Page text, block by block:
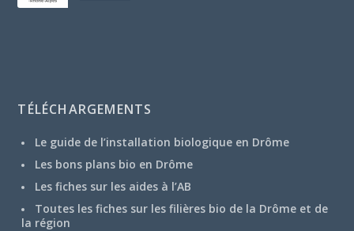
TÉLÉCHARGEMENTS
Le guide de l’installation biologique en Drôme
Les bons plans bio en Drôme
Les fiches sur les aides à l’AB
Toutes les fiches sur les filières bio de la Drôme et de
la région